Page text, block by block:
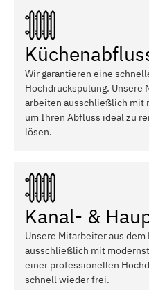
Wir garantieren eine
Hochdruckspülung. Unsere
arbeiten ausschließlich mit
um Ihren Abfluss ideal zu
lösen.
Kanal- &
Unsere Mitarbeiter aus
ausschließlich mit
einer professionellen
schnell wieder frei.